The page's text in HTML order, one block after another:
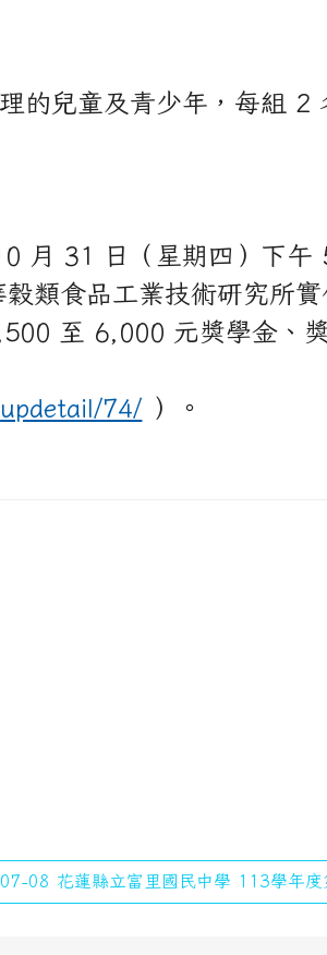
的兒童及青少年，每組 2
月 31 日（星期四）下午
類食品工業技術研究所實
至 6,000 元獎學金、
74/ ）。
07-08 花蓮縣立富里國民中學 113學年度